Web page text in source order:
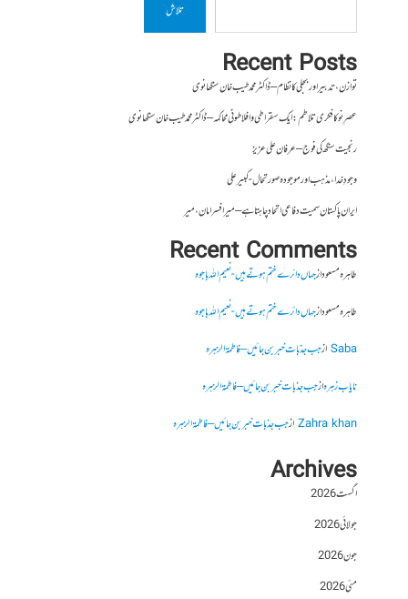
تلاش
Recent Posts
توازن، تدبیر اور بجلی کا نظام – ڈاکٹر محمد طیب خان سنگھانوی
عصرِ نو کا فکری تلاطم: ایک سقراطی و افلاطونی محاکمہ – ڈاکٹر محمد طیب خان سنگھانوی
رنجیت سنگھ کی فوج – عرفان علی عزیز
وجودِ خدا، مذہب اور موجودہ صورتحال- کبیر علی
ایران پاکستان سمیت دفاعی اتحاد چاہتا ہے – میر افسر امان،میر
Recent Comments
طاہرہ مسعودازجہاں دائرے ختم ہوتے ہیں- نعیم اللہ باجوہ
طاہرہ مسعودازجہاں دائرے ختم ہوتے ہیں- نعیم اللہ باجوہ
Sabaازجب جذبات خبر بن جائیں – فاطمۃالزہرہ
نایاب زہرہازجب جذبات خبر بن جائیں – فاطمۃالزہرہ
Zahra khanازجب جذبات خبر بن جائیں – فاطمۃالزہرہ
Archives
اگست 2026
جولائی 2026
جون 2026
مئی 2026